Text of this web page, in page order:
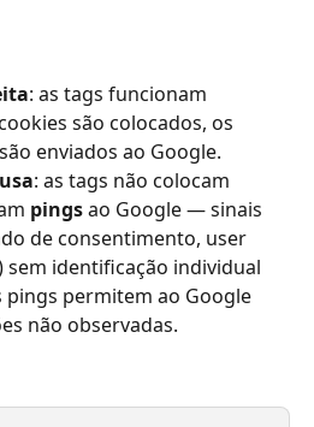
: as tags funcionam
são colocados, os
enviados ao Google.
: as tags não colocam
pings ao Google — sinais
de consentimento, user
identificação individual
pings permitem ao Google
não observadas.